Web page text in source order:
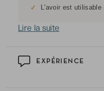
EXPÉRIENCE
✓ L'avoir est
Lire la suite